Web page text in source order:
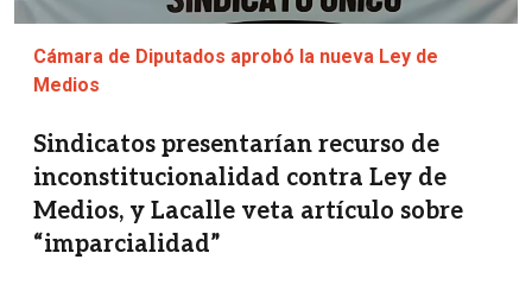
Cámara de Diputados aprobó la nueva Ley de
Medios
Sindicatos presentarían recurso de
inconstitucionalidad contra Ley de
Medios, y Lacalle veta artículo sobre
“imparcialidad”